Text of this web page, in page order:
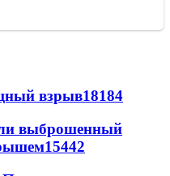
взрыв18184
выброшенный
15442